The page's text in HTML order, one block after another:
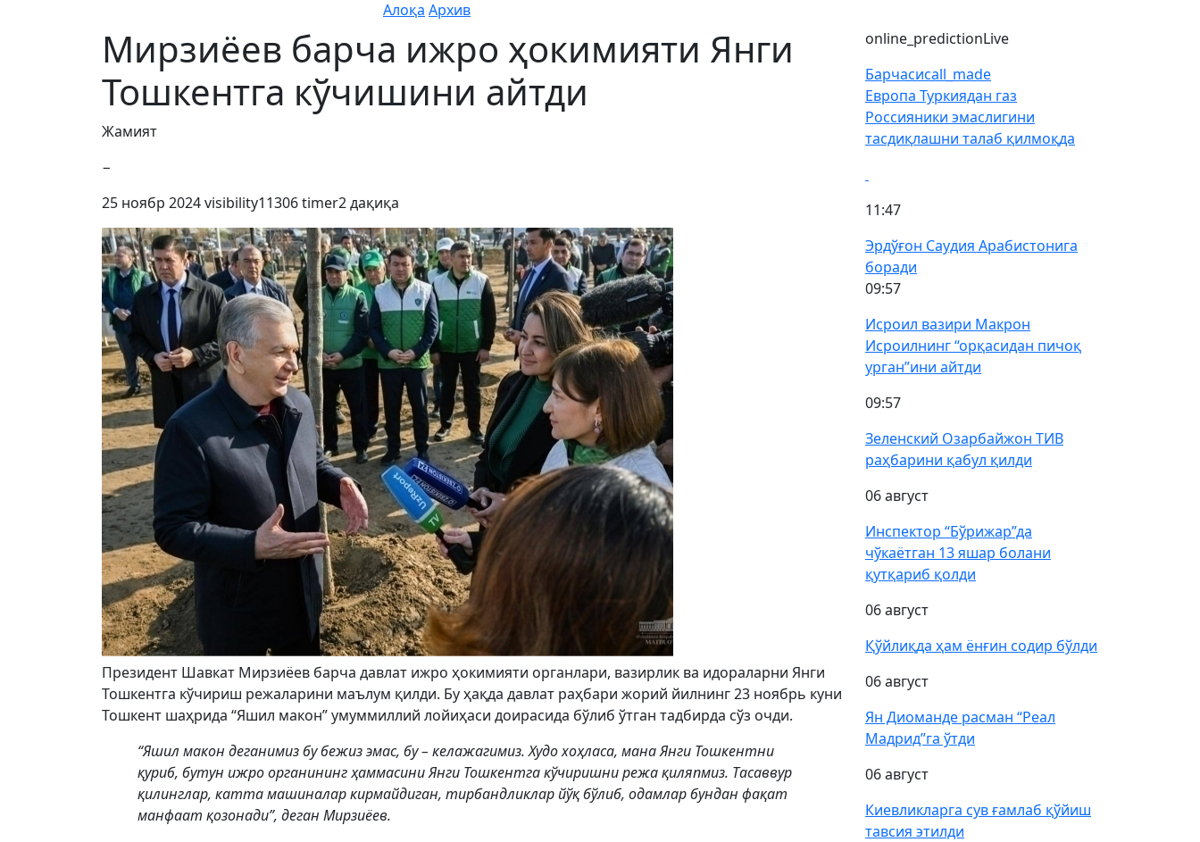
Алоқа Архив
Мирзиёев барча ижро ҳокимияти Янги
Тошкентга кўчишини айтди
Жамият
−
25 ноябр 2024visibility11306timer2 дақиқа
Президент Шавкат Мирзиёев барча давлат ижро ҳокимияти органлари, вазирлик ва идораларни Янги
Тошкентга кўчириш режаларини маълум қилди. Бу ҳақда давлат раҳбари жорий йилнинг 23 ноябрь куни
Тошкент шаҳрида “Яшил макон” умуммиллий лойиҳаси доирасида бўлиб ўтган тадбирда сўз очди.
“Яшил макон деганимиз бу бежиз эмас, бу – келажагимиз. Худо хоҳласа, мана Янги Тошкентни
қуриб, бутун ижро органининг ҳаммасини Янги Тошкентга кўчиришни режа қиляпмиз. Тасаввур
қилинглар, катта машиналар кирмайдиган, тирбандликлар йўқ бўлиб, одамлар бундан фақат
манфаат қозонади”, деган Мирзиёев.
online_predictionLive
Барчасиcall_made
Европа Туркиядан газ
Россияники эмаслигини
тасдиқлашни талаб қилмоқда
11:47
Эрдўғон Саудия Арабистонига
боради
09:57
Исроил вазири Макрон
Исроилнинг “орқасидан пичоқ
урган”ини айтди
09:57
Зеленский Озарбайжон ТИВ
раҳбарини қабул қилди
06 август
Инспектор “Бўрижар”да
чўкаётган 13 яшар болани
қутқариб қолди
06 август
Қўйлиқда ҳам ёнғин содир бўлди
06 август
Ян Диоманде расман “Реал
Мадрид”га ўтди
06 август
Киевликларга сув ғамлаб қўйиш
тавсия этилди